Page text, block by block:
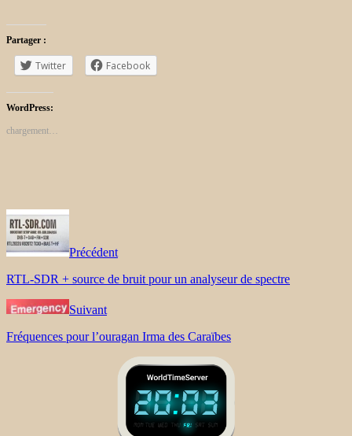
Partager :
Twitter Facebook
WordPress:
chargement…
Précédent
RTL-SDR + source de bruit pour un analyseur de spectre
Suivant
Fréquences pour l’ouragan Irma des Caraïbes